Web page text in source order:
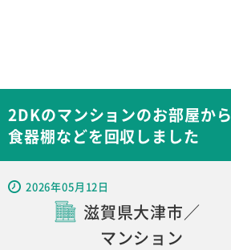
2DKのマンションのお部屋から
食器棚などを回収しました
2026年05月12日
滋賀県大津市／
マンション